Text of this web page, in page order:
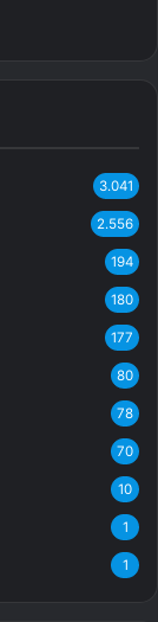
3.041
2.556
194
180
177
80
78
70
10
1
1